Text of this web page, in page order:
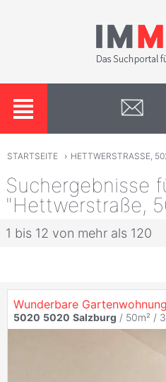
STARTSEITE › HETTWERSTRASSE,
Suchergebnisse
"Hettwerstraße,
1 bis 12 von mehr als 120
Wunderbare
5020 5020 Salzburg / 50m² /